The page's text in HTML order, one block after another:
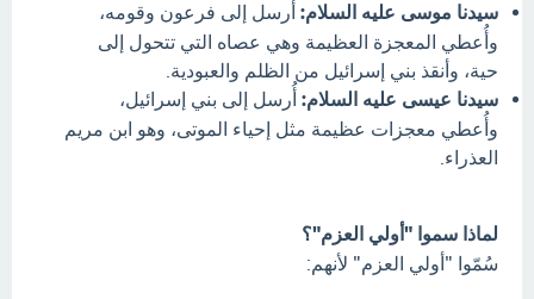
سيدنا موسى عليه السلام: أُرسل إلى فرعون وقومه،
وأُعطي المعجزة العظيمة وهي عصاه التي تتحول إلى
حية، وأنقذ بني إسرائيل من الظلم والعبودية.
سيدنا عيسى عليه السلام: أُرسل إلى بني إسرائيل،
وأُعطي معجزات عظيمة مثل إحياء الموتى، وهو ابن مريم
العذراء.
لماذا سموا "أولي العزم"؟
سُمّوا "أولي العزم" لأنهم: